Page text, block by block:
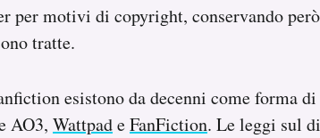
per motivi di copyright, conservando
tratte.
esistono da decenni come forma
AO3, WattpadeFanFiction. Le leggi sul